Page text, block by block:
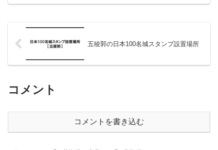
五稜郭の日本100名城スタンプ設置場所
コメント
コメントを書き込む